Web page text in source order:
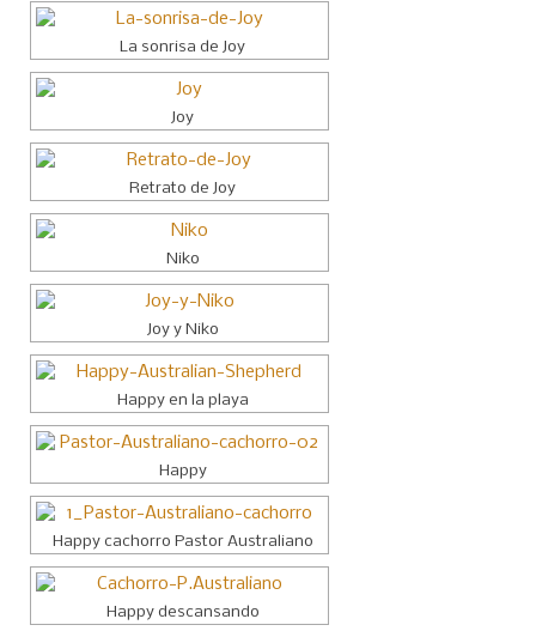
La sonrisa de Joy
Joy
Retrato de Joy
Niko
Joy y Niko
Happy en la playa
Happy
Happy cachorro Pastor Australiano
Happy descansando